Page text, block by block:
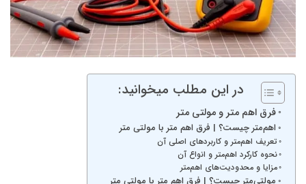
در این مطلب میخوانید:
فرق اهم متر و مولتی متر
اهم‌متر چیست؟ | فرق اهم متر با مولتی متر
تعریف اهم‌متر و کاربردهای اصلی آن
نحوه کارکرد اهم‌متر و انواع آن
مزایا و محدودیت‌های اهم‌متر
مولتی‌متر چیست؟ | فرق اهم متر با مولتی متر